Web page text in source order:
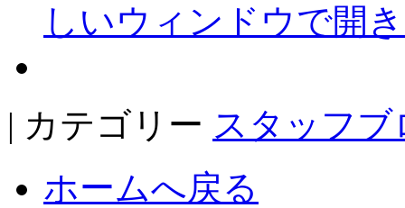
しいウィンドウで開
| カテゴリー スタッフブ
ホームへ戻る